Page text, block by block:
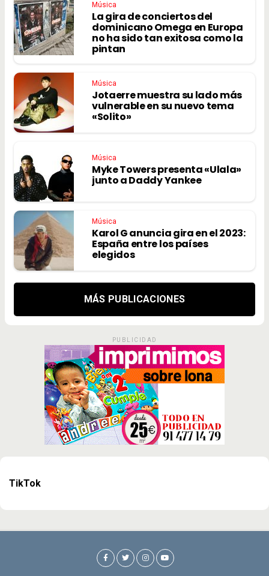
Música
La gira de conciertos del
dominicano Omega en Europa
no ha sido tan exitosa como la
pintan
Música
Jotaerre muestra su lado más
vulnerable en su nuevo tema
«Solito»
Música
Myke Towers presenta «Ulala»
junto a Daddy Yankee
Música
Karol G anuncia gira en el 2023:
España entre los países
elegidos
MÁS PUBLICACIONES
PUBLICIDAD
TikTok